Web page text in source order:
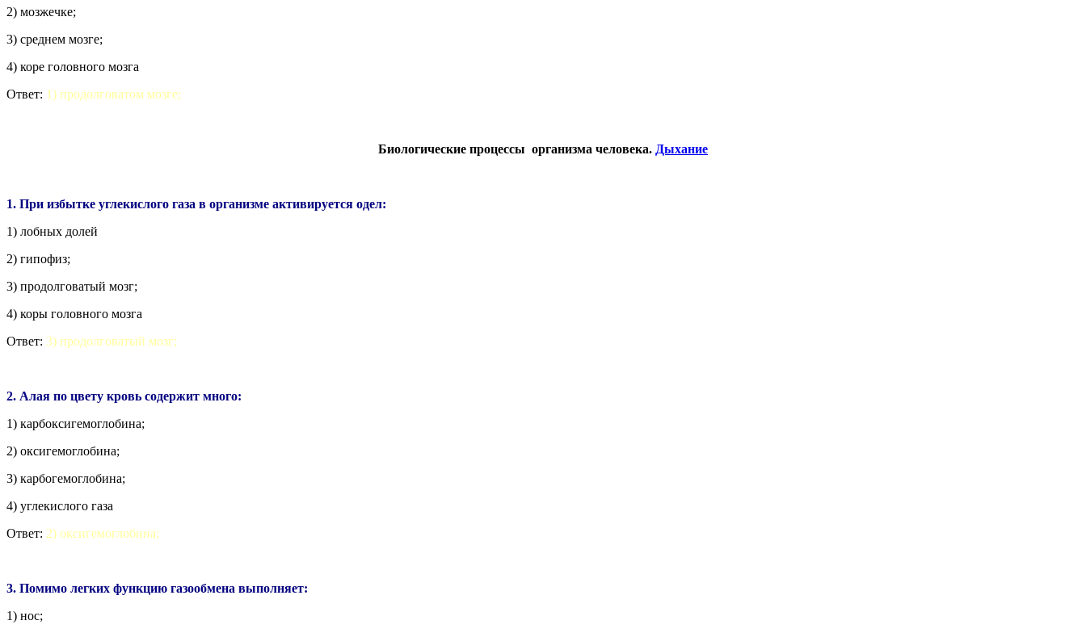
2) мозжечке;
3) среднем мозге;
4) коре головного мозга
Ответ: 1) продолговатом мозге;
Биологические процессы организма человека. Дыхание
1. При избытке углекислого газа в организме активируется одел:
1) лобных долей
2) гипофиз;
3) продолговатый мозг;
4) коры головного мозга
Ответ: 3) продолговатый мозг;
2. Алая по цвету кровь содержит много:
1) карбоксигемоглобина;
2) оксигемоглобина;
3) карбогемоглобина;
4) углекислого газа
Ответ: 2) оксигемоглобина;
3. Помимо легких функцию газообмена выполняет:
1) нос;